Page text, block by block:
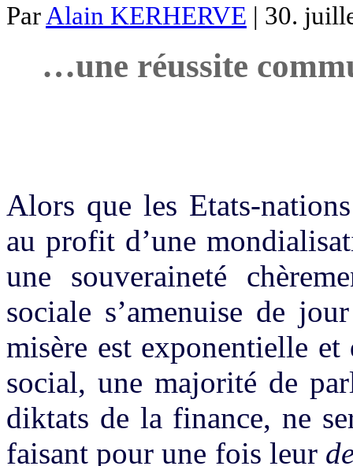
Par Alain KERHERVE | 30.
…une réussite
Alors que les Etats-
au profit d’une
une souveraineté
sociale s’amenuise de
misère est exponentielle et
social, une majorité de
diktats de la finance, ne
faisant pour une fois leur